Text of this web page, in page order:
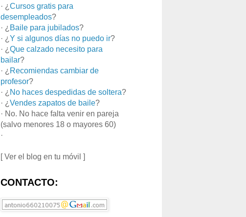
· ¿ Cursos gratis para
desempleados?
· ¿ Baile para jubilados?
· ¿ Y si algunos días no puedo ir?
· ¿ Que calzado necesito para
bailar?
· ¿ Recomiendas cambiar de
profesor?
· ¿ No haces despedidas de soltera?
· ¿ Vendes zapatos de baile?
· No. No hace falta venir en pareja
(salvo menores 18 o mayores 60)
·
[ Ver el blog en tu móvil ]
CONTACTO: